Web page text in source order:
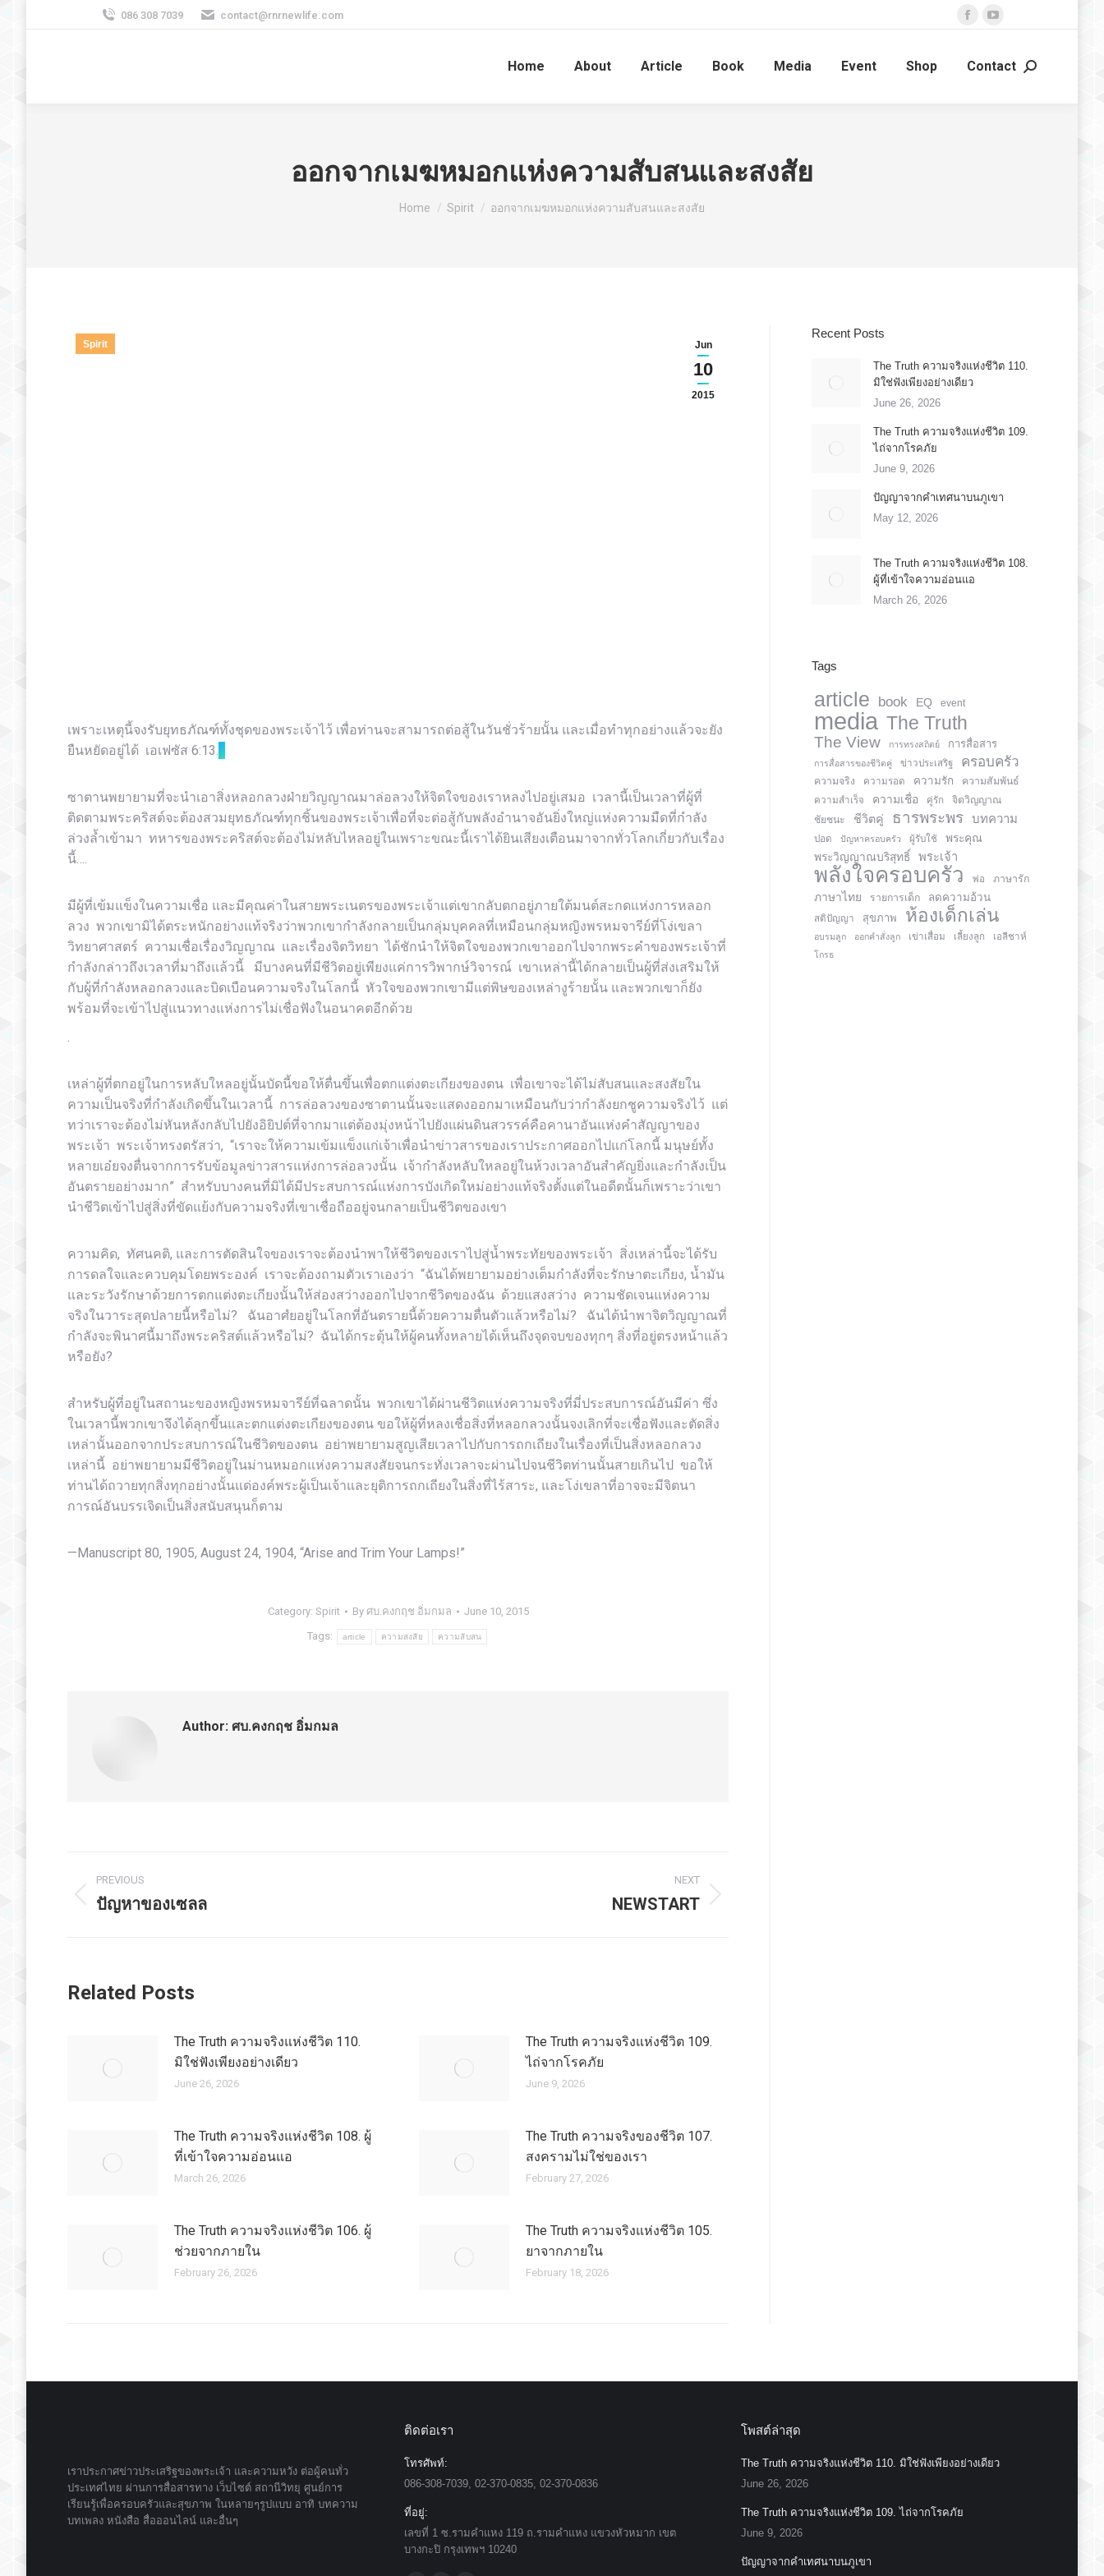
086 308 7039 contact@rnrnewlife.com
Facebook
opens
YouTube
opens
Home About Article Book Media Event Shop Contact Search:
ออกจากเมฆหมอกแห่งความสับสนและสงสัย
You are here:
Home Spirit ออกจากเมฆหมอกแห่งความสับสนและสงสัย
Jun
10
2015
Spirit
เพราะ​เหตุ​นี้​จง​รับ​ยุทธ​ภัณฑ์​ทั้ง​ชุด​ของ​พระ​เจ้า​ไว้ เพื่อ​ท่าน​จะ​สา​มารถ​ต่อ​สู้​ใน​วัน​ชั่ว​ร้าย​นั้น และ​เมื่อ​ทำ​ทุก​อย่าง​แล้ว​จะ​ยัง​
ยืน​หยัด​อยู่​ได้ เอเฟซัส 6:13.
ซาตานพยายามที่จะนำเอาสิ่งหลอกลวงฝ่ายวิญญาณมาล่อลวงให้จิตใจของเราหลงไปอยู่เสมอ เวลานี้เป็นเวลาที่ผู้ที่
ติดตามพระคริสต์จะต้องสวมยุทธภัณฑ์ทุกชิ้นของพระเจ้าเพื่อที่จะต่อสู้กับพลังอำนาจอันยิ่งใหญ่แห่งความมืดที่กำลัง
ล่วงล้ำเข้ามา ทหารของพระคริสต์จะต้องไม่หลับไหลอยู่ในเพราะขณะนี้เราได้ยินเสียงเตือนมาจากทั่วโลกเกี่ยวกับเรื่อง
นี้….
มีผู้ที่เข้มแข็งในความเชื่อ และมีคุณค่าในสายพระเนตรของพระเจ้าแต่เขากลับตกอยู่ภายใต้มนต์สะกดแห่งการหลอก
ลวง พวกเขามิได้ตระหนักอย่างแท้จริงว่าพวกเขากำลังกลายเป็นกลุ่มบุคคลที่เหมือนกลุ่มหญิงพรหมจารีย์ที่โง่เขลา
วิทยาศาสตร์ ความเชื่อเรื่องวิญญาณ และเรื่องจิตวิทยา ได้ชักนำให้จิตใจของพวกเขาออกไปจากพระคำของพระเจ้าที่
กำลังกล่าวถึงเวลาที่มาถึงแล้วนี้ มีบางคนที่มีชีวิตอยู่เพียงแค่การวิพากษ์วิจารณ์ เขาเหล่านี้ได้กลายเป็นผู้ที่ส่งเสริมให้
กับผู้ที่กำลังหลอกลวงและบิดเบือนความจริงในโลกนี้ หัวใจของพวกเขามีแต่พิษของเหล่างูร้ายนั้น และพวกเขาก็ยัง
พร้อมที่จะเข้าไปสู่แนวทางแห่งการไม่เชื่อฟังในอนาคตอีกด้วย
เหล่าผู้ที่ตกอยู่ในการหลับใหลอยู่นั้นบัดนี้ขอให้ตื่นขึ้นเพื่อตกแต่งตะเกียงของตน เพื่อเขาจะได้ไม่สับสนและสงสัยใน
ความเป็นจริงที่กำลังเกิดขึ้นในเวลานี้ การล่อลวงของซาตานนั้นจะแสดงออกมาเหมือนกับว่ากำลังยกชูความจริงไว้ แต่
ทว่าเราจะต้องไม่หันหลังกลับไปยังอิยิปต์ที่จากมาแต่ต้องมุ่งหน้าไปยังแผ่นดินสวรรค์คือคานาอันแห่งคำสัญญาของ
พระเจ้า พระเจ้าทรงตรัสว่า, “เราจะให้ความเข้มแข็งแก่เจ้าเพื่อนำข่าวสารของเราประกาศออกไปแก่โลกนี้ มนุษย์ทั้ง
หลายเอ๋ยจงตื่นจากการรับข้อมูลข่าวสารแห่งการล่อลวงนั้น เจ้ากำลังหลับใหลอยู่ในห้วงเวลาอันสำคัญยิ่งและกำลังเป็น
อันตรายอย่างมาก” สำหรับบางคนที่มิได้มีประสบการณ์แห่งการบังเกิดใหม่อย่างแท้จริงตั้งแต่ในอดีตนั้นก็เพราะว่าเขา
นำชีวิตเข้าไปสู่สิ่งที่ขัดแย้งกับความจริงที่เขาเชื่อถืออยู่จนกลายเป็นชีวิตของเขา
ความคิด, ทัศนคติ, และการตัดสินใจของเราจะต้องนำพาให้ชีวิตของเราไปสู่น้ำพระทัยของพระเจ้า สิ่งเหล่านี้จะได้รับ
การดลใจและควบคุมโดยพระองค์ เราจะต้องถามตัวเราเองว่า “ฉันได้พยายามอย่างเต็มกำลังที่จะรักษาตะเกียง, น้ำมัน
และระวังรักษาด้วยการตกแต่งตะเกียงนั้นให้ส่องสว่างออกไปจากชีวิตของฉัน ด้วยแสงสว่าง ความชัดเจนแห่งความ
จริงในวาระสุดปลายนี้หรือไม่? ฉันอาศํยอยู่ในโลกที่อันตรายนี้ด้วยความตื่นตัวแล้วหรือไม่? ฉันได้นำพาจิตวิญญาณที่
กำลังจะพินาศนี้มาถึงพระคริสต์แล้วหรือไม่? ฉันได้กระตุ้นให้ผู้คนทั้งหลายได้เห็นถึงจุดจบของทุกๆ สิ่งที่อยู่ตรงหน้าแล้ว
หรือยัง?
สำหรับผู้ที่อยู่ในสถานะของหญิงพรหมจารีย์ที่ฉลาดนั้น พวกเขาได้ผ่านชีวิตแห่งความจริงที่มี่ประสบการณ์อันมีค่า ซึ่ง
ในเวลานี้พวกเขาจึงได้ลุกขึ้นและตกแต่งตะเกียงของตน ขอให้ผู้ที่หลงเชื่อสิ่งที่หลอกลวงนั้นจงเลิกที่จะเชื่อฟังและตัดสิ่ง
เหล่านั้นออกจากประสบการณ์ในชีวิตของตน อย่าพยายามสูญเสียเวลาไปกับการถกเถียงในเรื่องที่เป็นสิ่งหลอกลวง
เหล่านี้ อย่าพยายามมีชีวิตอยู่ในม่านหมอกแห่งความสงสัยจนกระทั่งเวลาจะผ่านไปจนชีวิตท่านนั้นสายเกินไป ขอให้
ท่านได้ถวายทุกสิ่งทุกอย่างนั้นแด่องค์พระผู้เป็นเจ้าและยุติการถกเถียงในสิ่งที่ไร้สาระ, และโง่เขลาที่อาจจะมีจิตนา
การณ์อันบรรเจิดเป็นสิ่งสนับสนุนก็ตาม
—Manuscript 80, 1905, August 24, 1904, “Arise and Trim Your Lamps!”
Category: Spirit By ศบ.คงกฤช อิ่มกมล June 10, 2015
Tags: article ความสงสัย ความสับสน
Author: ศบ.คงกฤช อิ่มกมล
Post
navigation
PREVIOUS
Previous
ปัญหาของเซลล
NEXT
NEWSTART
Related Posts
The Truth ความจริงแห่งชีวิต 110.
มิใช่ฟังเพียงอย่างเดียว
June 26, 2026
The Truth ความจริงแห่งชีวิต 109.
ไถ่จากโรคภัย
June 9, 2026
The Truth ความจริงแห่งชีวิต 108. ผู้
ที่เข้าใจความอ่อนแอ
March 26, 2026
The Truth ความจริงของชีวิต 107.
สงครามไม่ใช่ของเรา
February 27, 2026
The Truth ความจริงแห่งชีวิต 106. ผู้
ช่วยจากภายใน
February 26, 2026
The Truth ความจริงแห่งชีวิต 105.
ยาจากภายใน
February 18, 2026
Recent Posts
The Truth ความจริงแห่งชีวิต 110.
มิใช่ฟังเพียงอย่างเดียว
June 26, 2026
The Truth ความจริงแห่งชีวิต 109.
ไถ่จากโรคภัย
June 9, 2026
ปัญญาจากคำเทศนาบนภูเขา
May 12, 2026
The Truth ความจริงแห่งชีวิต 108.
ผู้ที่เข้าใจความอ่อนแอ
March 26, 2026
Tags
article book EQ event
media The Truth
The View การทรงสถิตย์ การสื่อสาร
การสื่อสารของชีวิตคู่ ข่าวประเสริฐ ครอบครัว
ความจริง ความรอด ความรัก ความสัมพันธ์
ความสำเร็จ ความเชื่อ คู่รัก
จิตวิญญาณ
ชัยชนะ
ชีวิตคู่ ธารพระพร บทความ
ปอด ปัญหาครอบครัว ผู้รับใช้
พระคุณ
พระวิญญาณบริสุทธิ์
พระเจ้า
พลังใจครอบครัว พ่อ ภาษารัก
ภาษาไทย รายการเด็ก ลดความอ้วน
สติปัญญา สุขภาพ ห้องเด็กเล่น
อบรมลูก ออกคำสั่งลูก เข่าเสื่อม เลี้ยงลูก
เอลีชาห์
โกรธ
เราประกาศข่าวประเสริฐของพระเจ้า และความหวัง ต่อผู้คนทั่ว
ประเทศไทย ผ่านการสื่อสารทาง เว็บไซต์ สถานีวิทยุ ศูนย์การ
เรียนรู้เพื่อครอบครัวและสุขภาพ ในหลายๆรูปแบบ อาทิ บทความ
บทเพลง หนังสือ สื่อออนไลน์ และอื่นๆ
ติดต่อเรา
โทรศัพท์:
086-308-7039, 02-370-0835, 02-370-0836
ที่อยู่:
เลขที่ 1 ซ.รามคำแหง 119 ถ.รามคำแหง แขวงหัวหมาก เขต
บางกะปิ กรุงเทพฯ 10240
โพสต์ล่าสุด
The Truth ความจริงแห่งชีวิต 110. มิใช่ฟังเพียงอย่างเดียว
June 26, 2026
The Truth ความจริงแห่งชีวิต 109. ไถ่จากโรคภัย
June 9, 2026
ปัญญาจากคำเทศนาบนภูเขา